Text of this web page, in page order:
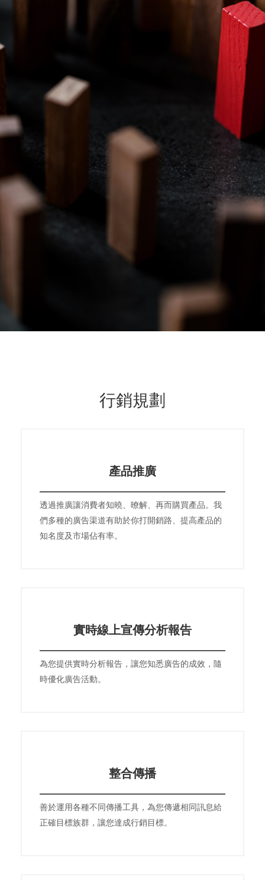
行銷規劃
產品推廣
透過推廣讓消費者知曉、暸解、再而購買產品。我
們多種的廣告渠道有助於你打開銷路、提高產品的
知名度及市場佔有率。
實時線上宣傳分析報告
為您提供實時分析報告，讓您知悉廣告的成效，隨
時優化廣告活動。
整合傳播
善於運用各種不同傳播工具，為您傳遞相同訊息給
正確目標族群，讓您達成行銷目標。